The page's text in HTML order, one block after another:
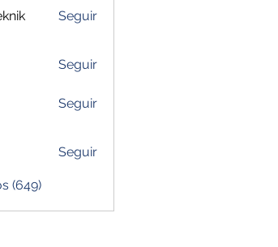
Seguir
Seguir
Seguir
Seguir
(649)